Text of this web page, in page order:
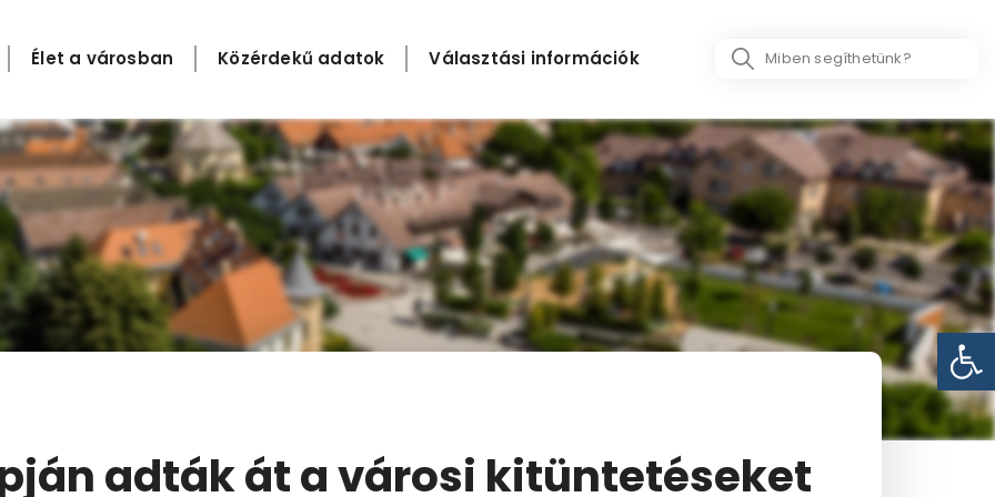
Élet a városban Közérdekű adatok Választási információk
Search
adták át a városi kitüntetéseket